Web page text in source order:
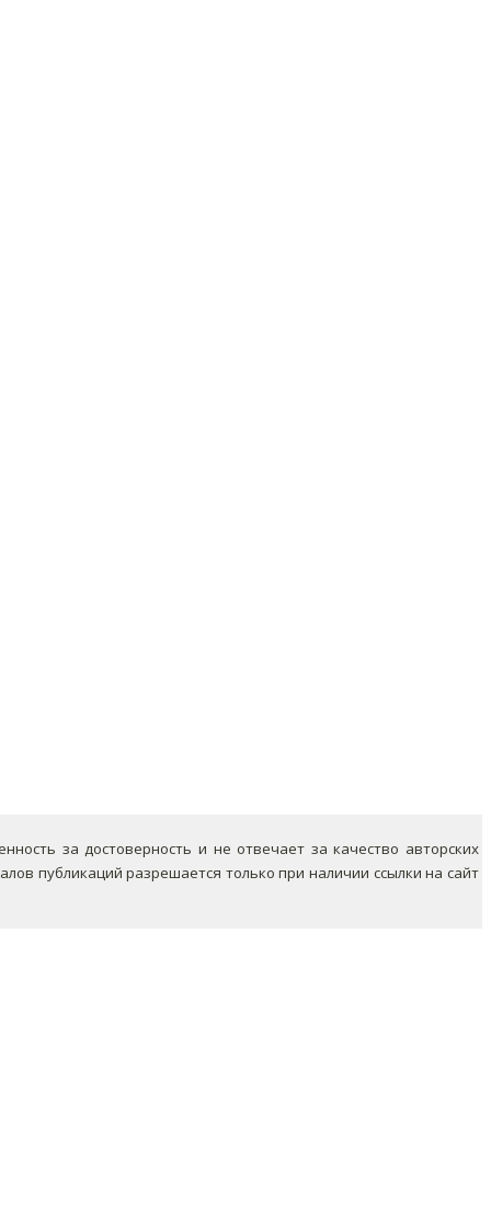
за достоверность и не отвечает за качество авторских
публикаций разрешается только при наличии ссылки на сайт